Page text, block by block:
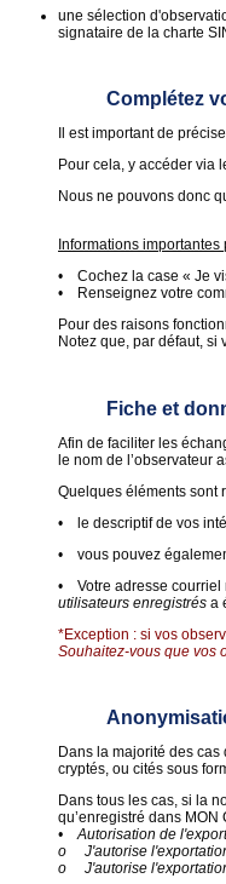
une sélection
signataire de la charte
Complétez
Il est important de
Pour cela, y accéder via
Nous ne pouvons donc
Informations
• Cochez la case « Je
• Renseignez votre
Pour des raisons
Notez que, par défaut, si
Fiche et
Afin de faciliter les
le nom de l’observateur
Quelques éléments sont
• le descriptif de vos
• vous pouvez
• Votre adresse courriel
utilisateurs enregistrés a
*Exception : si vos
Souhaitez-vous que vos
Dans la majorité des cas
cryptés, ou cités sous
Dans tous les cas, si la
qu’enregistré dans MON
• Autorisation de
o J'autorise
o J'autorise l'exportation